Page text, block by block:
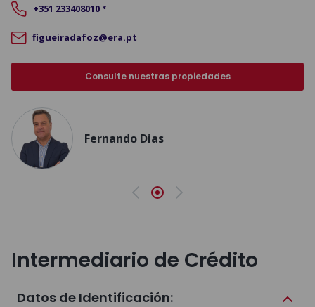
+351 233408010 *
figueiradafoz@era.pt
Consulte nuestras propiedades
Fernando Dias
AnteriorSiguiente
Intermediario de Crédito
Datos de Identificación: